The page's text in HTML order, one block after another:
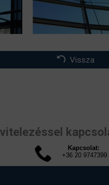
Vissza
Kapcsolat:
+36 20 9747399